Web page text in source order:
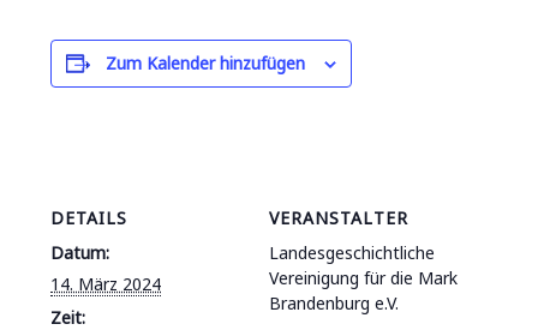
Zum Kalender hinzufügen
DETAILS
Datum:
14. März 2024
Zeit:
VERANSTALTER
Landesgeschichtliche
Vereinigung für die Mark
Brandenburg e.V.